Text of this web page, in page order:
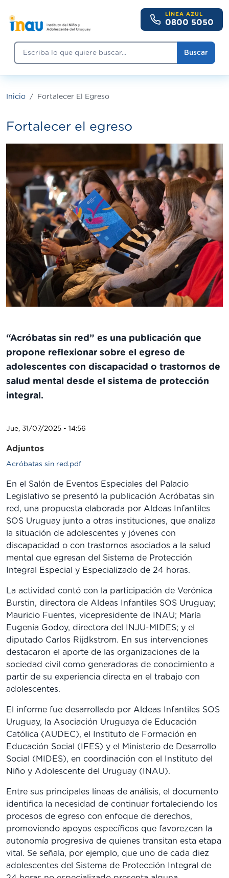
Buscar
Buscar
LÍNEA AZUL
0800 5050
Inicio Fortalecer El Egreso
Fortalecer el egreso
“Acróbatas sin red” es una publicación que
propone reflexionar sobre el egreso de
adolescentes con discapacidad o trastornos de
salud mental desde el sistema de protección
integral.
Jue, 31/07/2025 - 14:56
Adjuntos
Acróbatas sin red.pdf
En el Salón de Eventos Especiales del Palacio
Legislativo se presentó la publicación Acróbatas sin
red, una propuesta elaborada por Aldeas Infantiles
SOS Uruguay junto a otras instituciones, que analiza
la situación de adolescentes y jóvenes con
discapacidad o con trastornos asociados a la salud
mental que egresan del Sistema de Protección
Integral Especial y Especializado de 24 horas.
La actividad contó con la participación de Verónica
Burstin, directora de Aldeas Infantiles SOS Uruguay;
Mauricio Fuentes, vicepresidente de INAU; María
Eugenia Godoy, directora del INJU-MIDES; y el
diputado Carlos Rijdkstrom. En sus intervenciones
destacaron el aporte de las organizaciones de la
sociedad civil como generadoras de conocimiento a
partir de su experiencia directa en el trabajo con
adolescentes.
El informe fue desarrollado por Aldeas Infantiles SOS
Uruguay, la Asociación Uruguaya de Educación
Católica (AUDEC), el Instituto de Formación en
Educación Social (IFES) y el Ministerio de Desarrollo
Social (MIDES), en coordinación con el Instituto del
Niño y Adolescente del Uruguay (INAU).
Entre sus principales líneas de análisis, el documento
identifica la necesidad de continuar fortaleciendo los
procesos de egreso con enfoque de derechos,
promoviendo apoyos específicos que favorezcan la
autonomía progresiva de quienes transitan esta etapa
vital. Se señala, por ejemplo, que uno de cada diez
adolescentes del Sistema de Protección Integral de